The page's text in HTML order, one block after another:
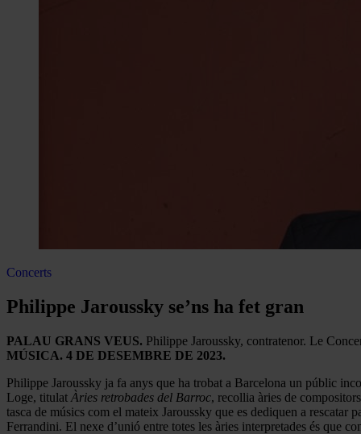
Concerts
Philippe Jaroussky se’ns ha fet gran
PALAU GRANS VEUS. Philippe Jaroussky, contratenor. Le
MÚSICA. 4 DE DESEMBRE DE 2023.
Philippe Jaroussky ja fa anys que ha trobat a Barcelona un públic
Loge, titulat Àries retrobades del Barroc, recollia àries de
tasca de músics com el mateix Jaroussky que es dediquen a
Ferrandini. El nexe d’unió entre totes les àries interpretades és que